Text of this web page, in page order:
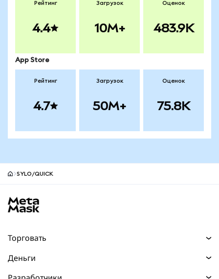
Рейтинг
4.4
Загрузок
10M+
Оценок
483.9K
App Store
Рейтинг
4.7
Загрузок
50M+
Оценок
75.8K
SYLO/QUICK
Торговать
Деньги